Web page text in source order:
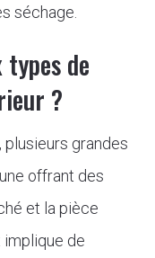
séchage.
de
?
plusieurs grandes
offrant des
et la pièce
de